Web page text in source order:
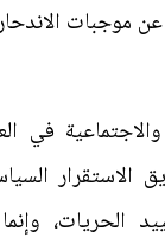
عن موجبات
في
الاستقرار
الحريات،